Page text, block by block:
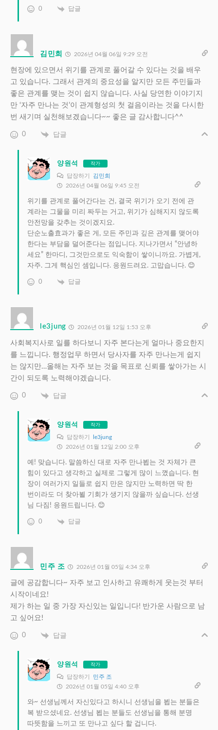
0 답글
김민희 2026년 04월 06일 9:29 오전
현장에 있으면서 위기를 관계로 풀어갈 수 있다는 것을 배우
고 있습니다. 그래서 관계의 중요성을 알지만 모든 주민들과
좋은 관계를 맺는 것이 쉽지 않습니다. 사실 당연한 이야기지
만 ‘자주 만나는 것’이 관계형성의 첫 걸음이라는 것을 다시한
번 새기며 실천해보겠습니다~~ 좋은 글 감사합니다^^
0 답글
양원석 작가
답장하기 김민희
2026년 04월 06일 9:45 오전
위기를 관계로 풀어간다는 건, 결국 위기가 오기 전에 관
계라는 그물을 미리 짜두는 거고, 위기가 심해지지 않도록
안전망을 갖추는 것이겠지요.
단순노출효과가 좋은 게, 모든 주민과 깊은 관계를 맺어야
한다는 부담을 덜어준다는 점입니다. 지나가면서 “안녕하
세요” 한마디, 그것만으로도 익숙함이 쌓이니까요. 가볍게,
자주. 그게 핵심인 셈입니다. 응원드려요. 고맙습니다. 😊
0 답글
le3jung 2026년 01월 12일 1:53 오후
사회복지사로 일를 하다보니 자주 본다는게 얼마나 중요한지
를 느낍니다. 행정업무 하면서 당사자를 자주 만나는게 쉽지
는 않지만…올해는 자주 보는 것을 목표로 신뢰를 쌓아가는 시
간이 되도록 노력해야겠습니다.
0 답글
양원석 작가
답장하기
le3jung
2026년 01월 12일 2:00 오후
예! 맞습니다. 말씀하신 대로 자주 만나뵙는 것 자체가 큰
힘이 있다고 생각하고 실제로 그렇게 많이 느꼈습니다. 현
장이 여러가지 일들로 쉽지 만은 않지만 노력하면 딱 한
번이라도 더 찾아뵐 기회가 생기지 않을까 싶습니다. 선생
님 다짐! 응원드립니다. 😊
0 답글
민주 조 2026년 01월 05일 4:34 오후
글에 공감합니다~ 자주 보고 인사하고 유쾌하게 웃는것 부터
시작이네요!
제가 하는 일 중 가장 자신있는 일입니다! 반가운 사람으로 남
고 싶어요!
0 답글
양원석 작가
답장하기 민주 조
2026년 01월 05일 4:40 오후
와~ 선생님께서 자신있다고 하시니 선생님을 뵙는 분들은
복 받으셨네요. 선생님 뵙는 분들도 선생님을 통해 분명
따뜻함을 느끼고 또 만나고 싶다 할 겁니다.